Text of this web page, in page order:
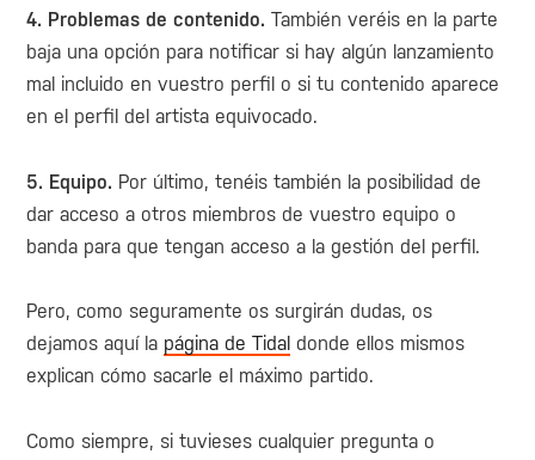
4. Problemas de contenido.También veréis en la parte
baja una opción para notificar si hay algún lanzamiento
mal incluido en vuestro perfil o si tu contenido aparece
en el perfil del artista equivocado.
5. Equipo. Por último, tenéis también la posibilidad de
dar acceso a otros miembros de vuestro equipo o
banda para que tengan acceso a la gestión del perfil.
Pero, como seguramente os surgirán dudas, os
dejamos aquí la página de Tidal donde ellos mismos
explican cómo sacarle el máximo partido.
Como siempre, si tuvieses cualquier pregunta o